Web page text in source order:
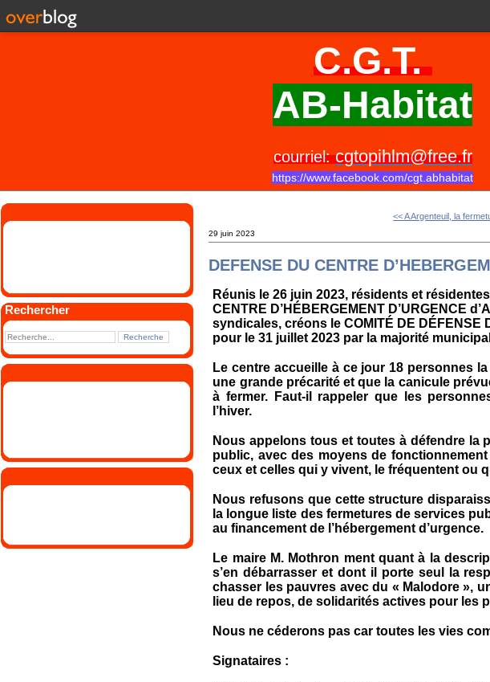
C.G.T.
AB-Habitat
courriel:cgtopihlm@free.fr
https://www.facebook.com/cgt.abhabitat
Rechercher
<< A Argenteuil, la
29 juin 2023
DEFENSE DU CENTRE
Réunis le 26 juin 2023, résidents et
CENTRE D’HÉBERGEMENT D’URGENCE
syndicales, créons le COMITÉ DE
pour le 31 juillet 2023 par la majorité
Le centre accueille à ce jour 18 personnes
une grande précarité et que la canicule
à fermer. Faut-il rappeler que les
l’hiver.
Nous appelons tous et toutes à défendre la
public, avec des moyens de
ceux et celles qui y vivent, le fréquentent ou
Nous refusons que cette structure
la longue liste des fermetures de services
au financement de l’hébergement d’urgence.
Le maire M. Mothron ment quant à la
s’en débarrasser et dont il porte seul la
chasser les pauvres avec du « Malodore »,
lieu de repos, de solidarités actives pour les
Nous ne céderons pas car toutes les vies
Signataires :